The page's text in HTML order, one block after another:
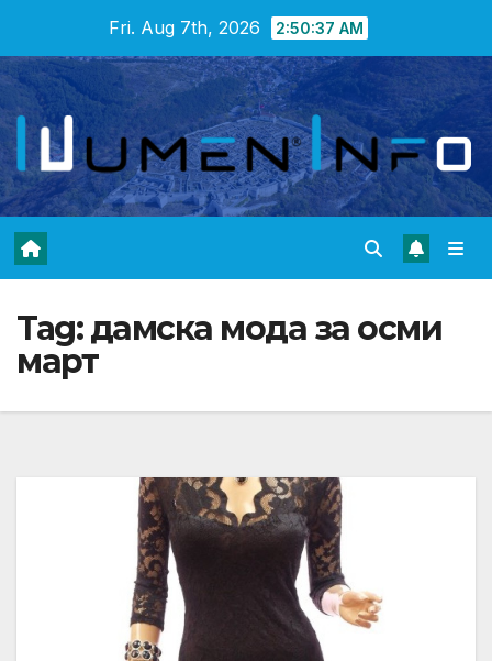
content
Fri. Aug 7th, 2026 2:50:38 AM
Tag:дамска мода за осми
март